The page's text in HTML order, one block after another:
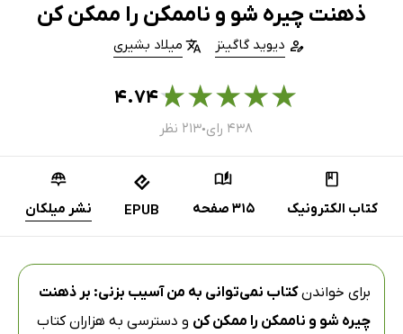
ذهنت چیره شو و ناممکن را ممکن کن
دیوید گاگینز میلاد بشیری
★
★
★
★
★۴.۷۴
۴۳۸ رای ●۲۱۳ نظر
کتاب الکترونیک 315 صفحه EPUB نشر میلکان
برای خواندنکتاب نمی‌توانی به من آسیب بزنی: بر ذهنت
چیره شو و ناممکن را ممکن کن و دسترسی به هزاران کتاب